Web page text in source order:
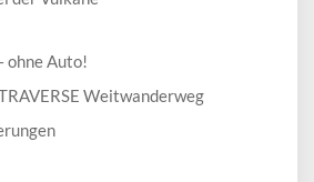
ohne Auto!
Weitwanderweg